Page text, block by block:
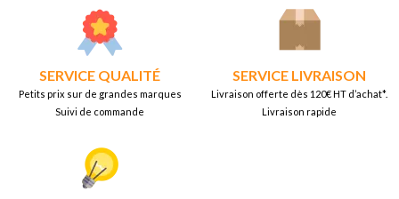
SERVICE QUALITÉ
Petits prix sur de grandes marques
Suivi de commande
SERVICE LIVRAISON
Livraison offerte dès 120€ HT d’achat*.
Livraison rapide